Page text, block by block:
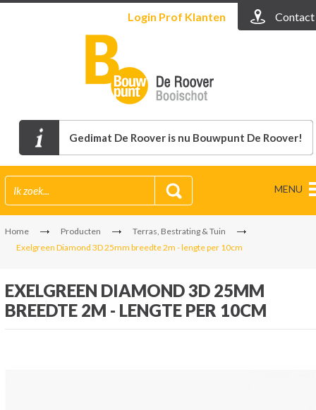
Login Prof Klanten Contact
Gedimat De Roover is nu Bouwpunt De Roover!
MENU
Home Producten
Terras, Bestrating & Tuin
Exelgreen Diamond 3D 25mm breedte 2m - lengte per 10cm
EXELGREEN DIAMOND 3D 25MM
BREEDTE 2M - LENGTE PER 10CM